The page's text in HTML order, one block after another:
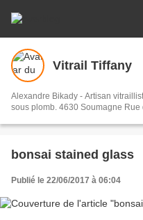
Vitrail Tiffany
Alexandre Bikady - Artisan
sous
bonsai stained glass
Publié le 22/06/2017 à 06:04